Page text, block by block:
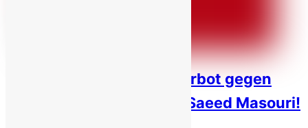
Iran verhängt Besuchsverbot gegen
politischen Gefangenen Saeed Masouri!